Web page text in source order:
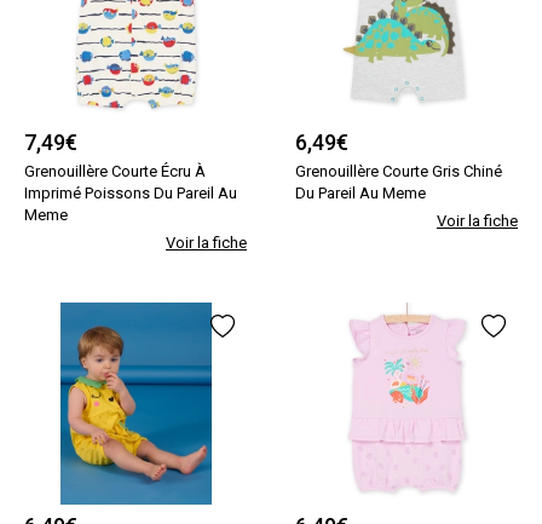
7,49€
Grenouillère Courte Écru À
Imprimé Poissons Du Pareil Au
Meme
Voir la fiche
6,49€
Grenouillère Courte Gris Chiné
Du Pareil Au Meme
Voir la fiche